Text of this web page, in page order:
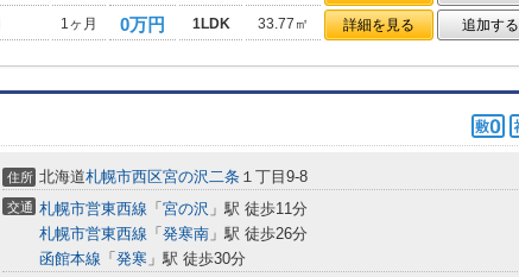
1ヶ月 0万円 1LDK 33.77㎡ 詳細を見る 追加する
住所 北海道札幌市西区宮の沢二条 １丁目9-8
交通 札幌市営東西線 「 宮の沢 」駅 徒歩11分
札幌市営東西線 「 発寒南 」駅 徒歩26分
函館本線 「 発寒 」駅 徒歩30分